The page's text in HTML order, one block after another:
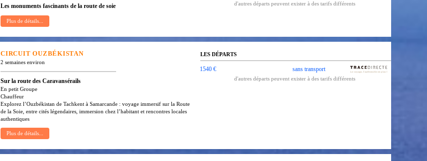
Les monuments fascinants de la route de soie d'autres départs peuvent exister à des tarifs différents
CIRCUITOUZBÉKISTAN
2 semaines environ
Sur la route des Caravansérails
En petit Groupe
Chauffeur
Explorez l’Ouzbékistan de Tachkent à Samarcande : voyage immersif sur la Route
de la Soie, entre cités légendaires, immersion chez l’habitant et rencontres locales
authentiques
LES DÉPARTS
1540 € sans transport
d'autres départs peuvent exister à des tarifs différents